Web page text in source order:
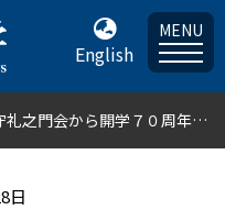
English
MENU
会から開学７０周年記念事業に寄附贈呈
日